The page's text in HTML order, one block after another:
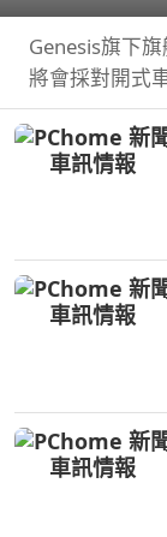
Genesis旗下
將會採對開式
統。